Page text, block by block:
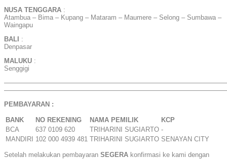
NUSA TENGGARA :
Atambua – Bima – Kupang – Mataram – Maumere – Selong – Sumbawa –
Waingapu
BALI :
Denpasar
MALUKU :
Senggigi
PEMBAYARAN :
BANK NO REKENING NAMA PEMILIK
KCP
BCA
637 0109 620 TRIHARINI SUGIARTO -
MANDIRI 102 000 4939 481 TRIHARINI SUGIARTO SENAYAN CITY
Setelah melakukan pembayaran SEGERA konfirmasi ke kami dengan